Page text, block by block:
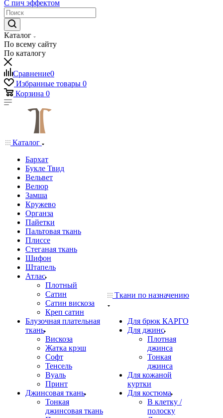
С пич эффектом
Каталог
По всему сайту
По каталогу
Сравнение0
Избранные товары 0
Корзина 0
Каталог
Бархат
Букле Твид
Вельвет
Велюр
Замша
Кружево
Органза
Пайетки
Пальтовая ткань
Плиссе
Стеганая ткань
Шифон
Штапель
Атлас
Плотный
Сатин
Сатин вискоза
Креп сатин
Блузочная плательная
ткань
Вискоза
Жатка крэш
Софт
Тенсель
Вуаль
Принт
Джинсовая ткань
Тонкая
джинсовая ткань
Ткани по назначению
Для брюк КАРГО
Для джинс
Плотная
джинса
Тонкая
джинса
Для кожаной
куртки
Для костюма
В клетку /
полоску